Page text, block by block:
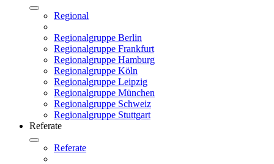
Regional
Regionalgruppe Berlin
Regionalgruppe Frankfurt
Regionalgruppe Hamburg
Regionalgruppe Köln
Regionalgruppe Leipzig
Regionalgruppe München
Regionalgruppe Schweiz
Regionalgruppe Stuttgart
Referate
Referate